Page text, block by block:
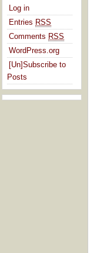
Log in
Entries RSS
Comments RSS
WordPress.org
[Un]Subscribe to
Posts